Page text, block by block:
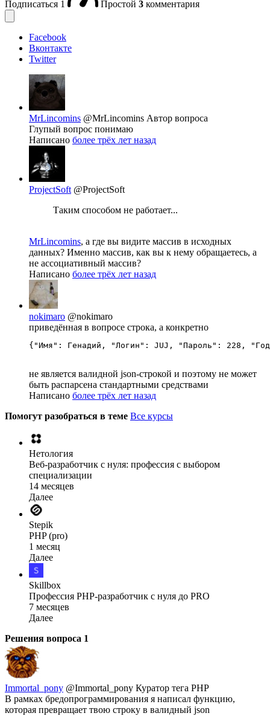
Подписаться 1 Простой 3 комментария
Facebook
Вконтакте
Twitter
MrLincomins @MrLincomins Автор вопроса
Глупый вопрос понимаю
Написано более трёх лет назад
ProjectSoft @ProjectSoft
Таким способом не работает...
MrLincomins, а где вы видите массив в исходных
данных? Именно массив, как вы к нему обращаетесь, а
не ассоциативный массив?
Написано более трёх лет назад
nokimaro @nokimaro
приведённая в вопросе строка, а конкретно
{"Имя": Генадий, "Логин": JUJ, "Пароль": 228,
не является валидной json-строкой и поэтому не может
быть распарсена стандартными средствами
Написано более трёх лет назад
Помогут разобраться в теме Все курсы
Нетология
Веб-разработчик с нуля: профессия с выбором
специализации
14 месяцев
Далее
Stepik
PHP (pro)
1 месяц
Далее
Skillbox
Профессия PHP-разработчик с нуля до PRO
7 месяцев
Далее
Решения вопроса 1
Immortal_pony @Immortal_pony Куратор тега PHP
В рамках бредопрограммирования я написал функцию,
которая превращает твою строку в валидный json